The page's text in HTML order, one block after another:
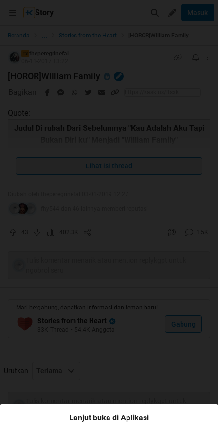
Story Masuk
Beranda ... Stories from the Heart [HOROR]William Family
TS
theperegrinefal
[HOROR]William Family
Bagikan
Quote:
Judul Di rubah Dari Sebelumnya "Kau Adalah Aku Tapi
Lihat isi thread
43 402.3K 1.5K
Mari bergabung, dapatkan informasi dan teman baru!
Stories from the Heart
33K Thread • 54.4K Anggota
Gabung
Urutkan Terlama
Lanjut buka di Aplikasi